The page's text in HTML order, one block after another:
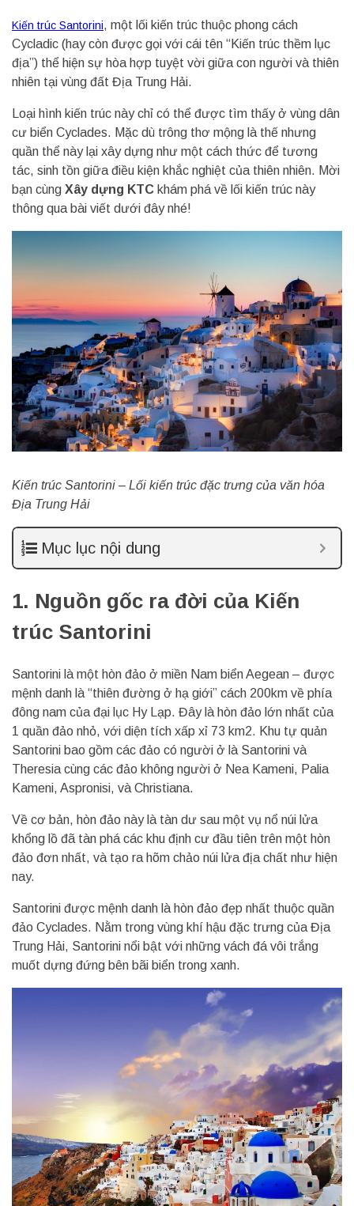
Kiến trúc Santorini, một lối kiến trúc thuộc phong cách
Cycladic (hay còn được gọi với cái tên “Kiến trúc thềm lục
địa”) thể hiện sự hòa hợp tuyệt vời giữa con người và thiên
nhiên tại vùng đất Địa Trung Hải.
Loại hình kiến trúc này chỉ có thể được tìm thấy ở vùng dân
cư biển Cyclades. Mặc dù trông thơ mộng là thế nhưng
quần thể này lại xây dựng như một cách thức để tương
tác, sinh tồn giữa điều kiện khắc nghiệt của thiên nhiên. Mời
bạn cùng Xây dựng KTC khám phá về lối kiến trúc này
thông qua bài viết dưới đây nhé!
Kiến trúc Santorini – Lối kiến trúc đặc trưng của văn hóa
Địa Trung Hải
Mục lục nội dung
1. Nguồn gốc ra đời của Kiến
trúc Santorini
Santorini là một hòn đảo ở miền Nam biển Aegean – được
mệnh danh là “thiên đường ở hạ giới” cách 200km về phía
đông nam của đại lục Hy Lạp. Đây là hòn đảo lớn nhất của
1 quần đảo nhỏ, với diện tích xấp xỉ 73 km2. Khu tự quản
Santorini bao gồm các đảo có người ở là Santorini và
Theresia cùng các đảo không người ở Nea Kameni, Palia
Kameni, Aspronisi, và Christiana.
Về cơ bản, hòn đảo này là tàn dư sau một vụ nổ núi lửa
khổng lồ đã tàn phá các khu định cư đầu tiên trên một hòn
đảo đơn nhất, và tạo ra hõm chảo núi lửa địa chất như hiện
nay.
Santorini được mệnh danh là hòn đảo đẹp nhất thuộc quần
đảo Cyclades. Nằm trong vùng khí hậu đặc trưng của Địa
Trung Hải, Santorini nổi bật với những vách đá vôi trắng
muốt dựng đứng bên bãi biển trong xanh.